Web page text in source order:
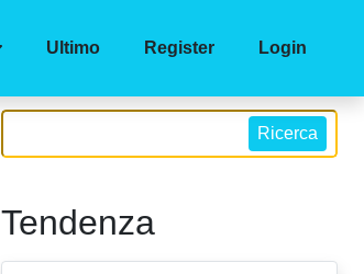
Ultimo Register Login
Ricerca
Tendenza